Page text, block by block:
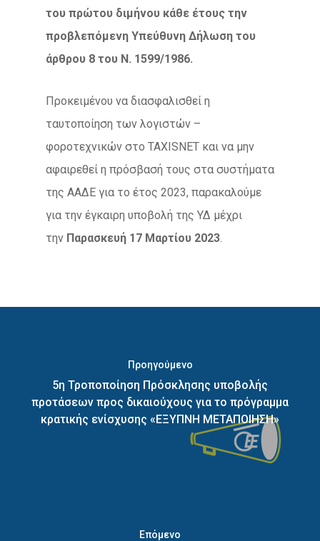
του πρώτου διμήνου κάθε έτους την
προβλεπόμενη Υπεύθυνη Δήλωση του
άρθρου 8 του Ν. 1599/1986.
Προκειμένου να διασφαλισθεί η
ταυτοποίηση των λογιστών –
φοροτεχνικών στο TAXISNET και να μην
αφαιρεθεί η πρόσβασή τους στα συστήματα
της ΑΑΔΕ για το έτος 2023, παρακαλούμε
για την έγκαιρη υποβολή της ΥΔ μέχρι
την Παρασκευή 17 Μαρτίου 2023.
Προηγούμενο
5η Τροποποίηση Πρόσκλησης υποβολής
προτάσεων προς δικαιούχους για το πρόγραμμα
κρατικής ενίσχυσης «ΕΞΥΠΝΗ ΜΕΤΑΠΟΙΗΣΗ»
Επόμενο